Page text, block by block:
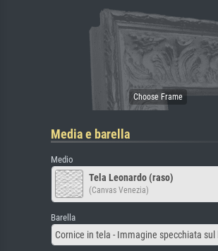
Media e barella
Medio
Tela Leonardo (raso)
(Canvas Venezia)
Barella
Cornice in tela - Immagine specchiata sul